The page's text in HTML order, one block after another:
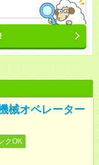
械オペレーター
クOK